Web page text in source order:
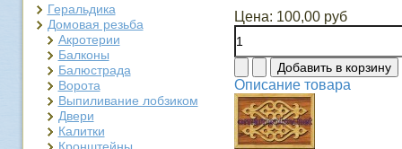
Геральдика
Домовая резьба
Акротерии
Балконы
Балюстрада
Ворота
Выпиливание лобзиком
Двери
Калитки
Кронштейны
Цена: 100,00 руб
Описание товара